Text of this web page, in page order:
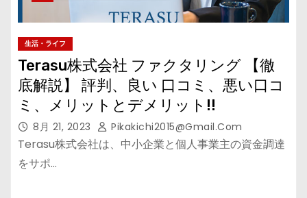
生活・ライフ
Terasu株式会社 ファクタリング 【徹
底解説】 評判、良い 口コミ、悪い口コ
ミ、メリットとデメリット!!
8月 21, 2023 Pikakichi2015@gmail.com
Terasu株式会社は、中小企業と個人事業主の資金調達
をサポ…